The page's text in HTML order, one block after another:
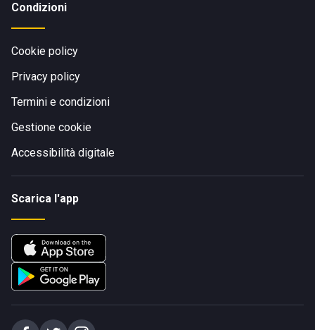
Condizioni
Cookie policy
Privacy policy
Termini e condizioni
Gestione cookie
Accessibilità digitale
Scarica l'app